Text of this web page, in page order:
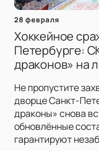
28 февраля
Хоккейное
Петербурге:
драконов» на
Не пропустите
дворце Санкт-
драконы» снова
обновлённые
гарантируют